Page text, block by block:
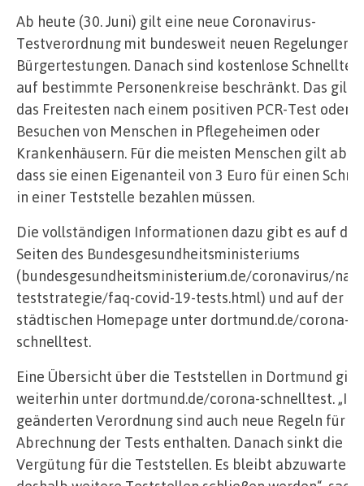
Ab heute (30. Juni) gilt eine neue Coronavirus-
Testverordnung mit bundesweit neuen Regelungen
Bürgertestungen. Danach sind kostenlose
auf bestimmte Personenkreise beschränkt. Das gilt
das Freitesten nach einem positiven PCR-Test oder
Besuchen von Menschen in Pflegeheimen oder
Krankenhäusern. Für die meisten Menschen gilt ab
dass sie einen Eigenanteil von 3 Euro für einen
in einer Teststelle bezahlen müssen.
Die vollständigen Informationen dazu gibt es auf den
Seiten des Bundesgesundheitsministeriums
(bundesgesundheitsministerium.de/coronavirus/
teststrategie/faq-covid-19-tests.html) und auf der
städtischen Homepage unter dortmund.de/corona-
schnelltest.
Eine Übersicht über die Teststellen in Dortmund gibt
weiterhin unter dortmund.de/corona-schnelltest. „In
geänderten Verordnung sind auch neue Regeln für
Abrechnung der Tests enthalten. Danach sinkt die
Vergütung für die Teststellen. Es bleibt abzuwarten,